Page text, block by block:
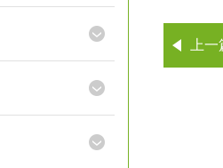
上